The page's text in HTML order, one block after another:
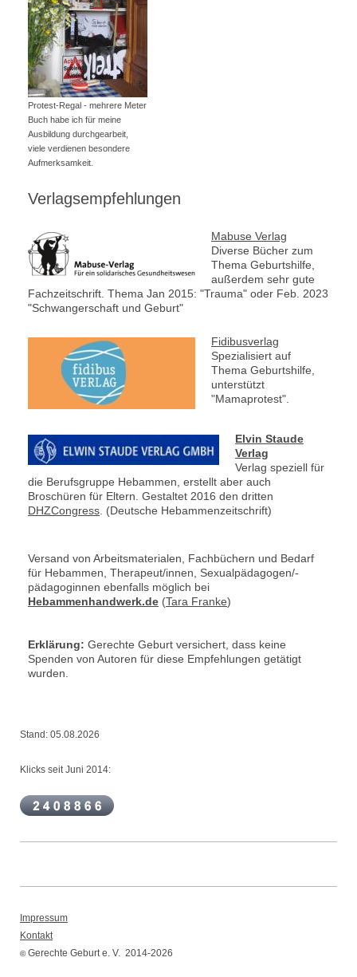
Protest-Regal - mehrere Meter
Buch habe ich für meine
Ausbildung durchgearbeit,
viele verdienen besondere
Aufmerksamkeit.
Verlagsempfehlungen
Mabuse Verlag
Diverse Bücher zum
Thema Geburtshilfe,
außerdem sehr gute
Fachzeitschrift. Thema Jan 2015: "Trauma" oder Feb. 2023
"Schwangerschaft und Geburt"
Fidibusverlag
Spezialisiert auf
Thema Geburtshilfe,
unterstützt
"Mamaprotest".
Elvin Staude
Verlag
Verlag speziell für
die Berufsgruppe Hebammen, erstellt aber auch
Broschüren für Eltern. Gestaltet 2016 den dritten
DHZCongress . (Deutsche Hebammenzeitschrift)
Versand von Arbeitsmaterialen, Fachbüchern und Bedarf
für Hebammen, Therapeut/innen, Sexualpädagogen/-
pädagoginnen ebenfalls möglich bei
Hebammenhandwerk.de (Tara Franke)
Erklärung: Gerechte Geburt versichert, dass keine
Spenden von Autoren für diese Empfehlungen getätigt
wurden.
Stand: 05.08.2026
Klicks seit Juni 2014:
Impressum
Kontakt
©Gerechte Geburt e. V. 2014-2026